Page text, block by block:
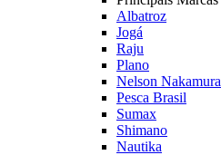
Albatroz
Jogá
Raju
Plano
Nelson Nakamura
Pesca Brasil
Sumax
Shimano
Nautika